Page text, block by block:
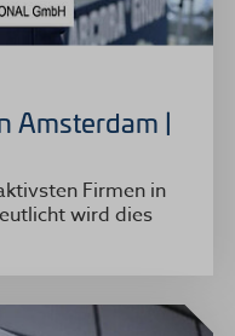
Amsterdam |
Firmen in
wird dies